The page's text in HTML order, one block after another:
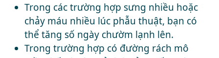
Trong các trường hợp sưng nhiều hoặc
chảy máu nhiều lúc phẫu thuật, bạn có
thể tăng số ngày chườm lạnh lên.
Trong trường hợp có đường rách mô